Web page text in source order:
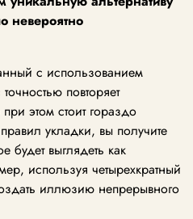
невероятно
с использованием
повторяет
этом стоит гораздо
укладки, вы получите
будет выглядеть как
используя четырехкратный
иллюзию непрерывного